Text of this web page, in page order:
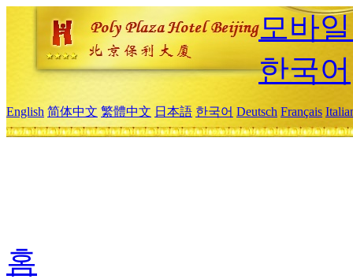
모바
한국어
English 简体中文 繁體中文 日本語 한국어 Deutsch Français
홈